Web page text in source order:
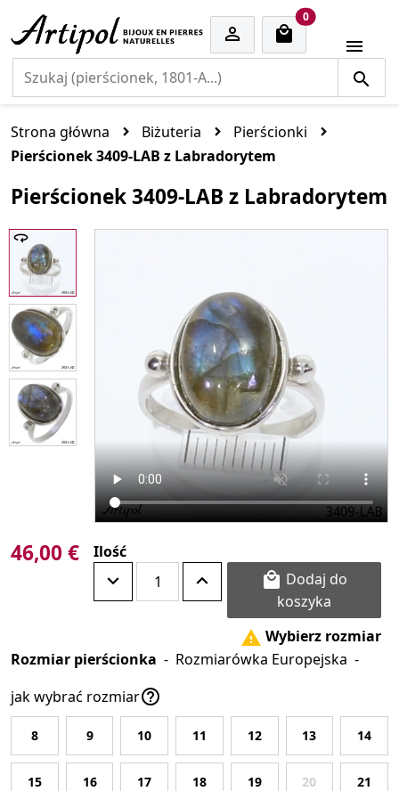

0cart items

Strona główna Biżuteria
Pierścionki
Pierścionek 3409-LAB z Labradorytem
Pierścionek 3409-LAB z Labradorytem
46,00 € Ilość

koszyka
 Wybierz rozmiar
Rozmiar pierścionka - Rozmiarówka Europejska -
jak wybrać rozmiar
8 9 10 11 12 13 14
15 16 17 18 19 20 21